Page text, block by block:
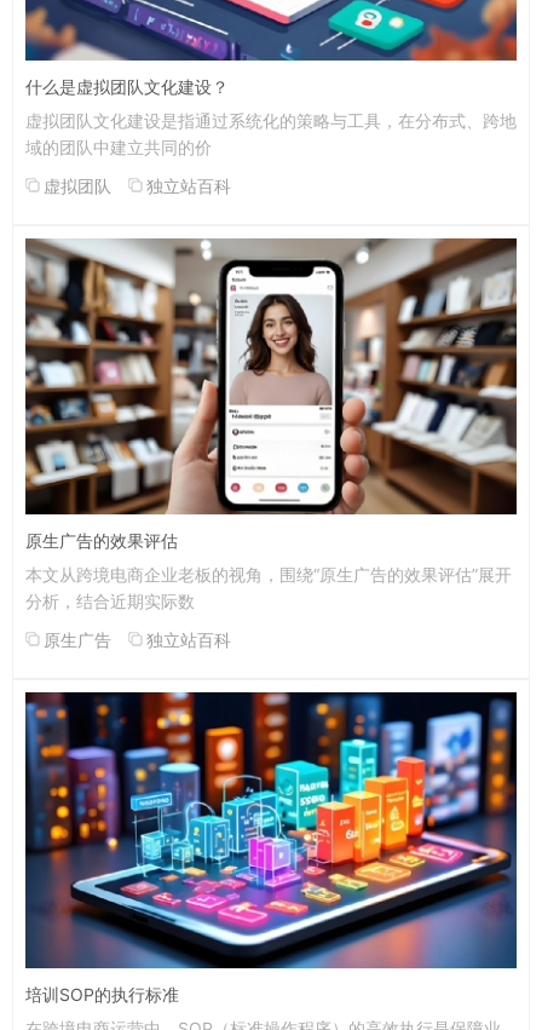
什么是虚拟团队文化建设？
虚拟团队文化建设是指通过系统化的策略与工具，在分布式、跨地
域的团队中建立共同的价
虚拟团队
独立站百科
原生广告的效果评估
本文从跨境电商企业老板的视角，围绕“原生广告的效果评估”展开
分析，结合近期实际数
原生广告
独立站百科
培训SOP的执行标准